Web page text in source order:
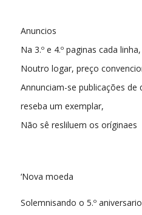
Anuncios
Na 3.º e 4.º paginas cada
Noutro logar, preço
Annunciam-se publicações de
reseba um exemplar,
Não sê resliluem os oríginaes
‘Nova moeda
Solemnisando o 5.º